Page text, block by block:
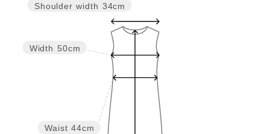
Waist 44cm
Width 50cm
Shoulder width 34cm